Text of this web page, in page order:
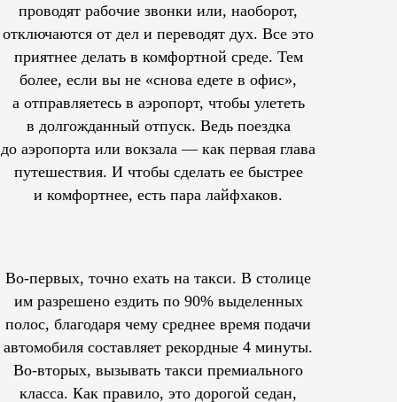
проводят рабочие звонки или, наоборот,
отключаются от дел и переводят дух. Все это
приятнее делать в комфортной среде. Тем
более, если вы не «снова едете в офис»,
а отправляетесь в аэропорт, чтобы улететь
в долгожданный отпуск. Ведь поездка
до аэропорта или вокзала — как первая глава
путешествия. И чтобы сделать ее быстрее
и комфортнее, есть пара лайфхаков.
Во-первых, точно ехать на такси. В столице
им разрешеноездить по 90% выделенных
полос, благодаря чему среднее время подачи
автомобиля составляет рекордные 4 минуты.
Во-вторых, вызывать такси премиального
класса. Как правило, это дорогой седан,